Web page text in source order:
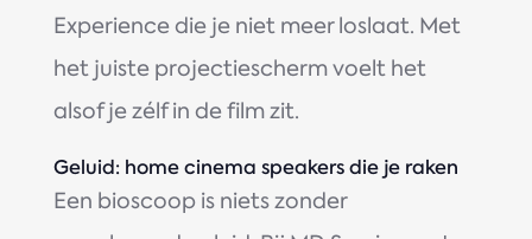
Experience die je niet meer loslaat. Met
het juiste projectiescherm voelt het
alsof je zélf in de film zit.
Geluid: home cinema speakers die je raken
Een bioscoop is niets zonder